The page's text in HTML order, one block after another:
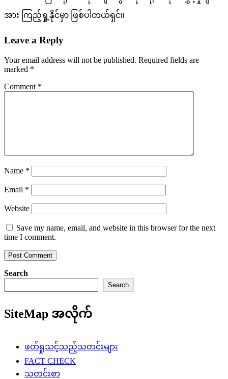
အား ကြည့်ရှု့နိုင်မှာ ဖြစ်ပါတယ်ရှင်။
Leave a Reply
Your email address will not be published. Required fields are
marked *
Comment *
Name *
Email *
Website
Save my name, email, and website in this browser for the next
time I comment.
Search
Search
SiteMap အလိုက်
ဖတ်ရှုသင့်သည့်သတင်းများ
FACT CHECK
သတင်းစာ